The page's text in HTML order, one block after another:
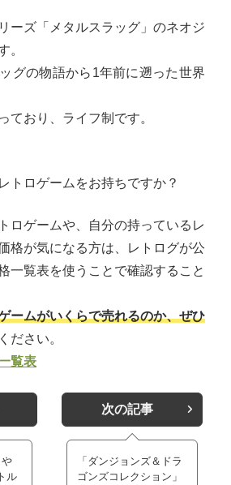
ーズ「メタルスラッグ」のネオジ
。
グの物語から1年前に遡った世界
ており、ライフ制です。
トロゲームをお持ちですか？
ロゲームや、自分の持っているレ
格が気になる方は、レトログが公
一覧表を使うことで確認すること
ームがいくらで売れるのか、ぜひ
ださい。
覧表
や
ル
次の記事
「ダンジョンズ＆ドラ
ゴンズコレクション」